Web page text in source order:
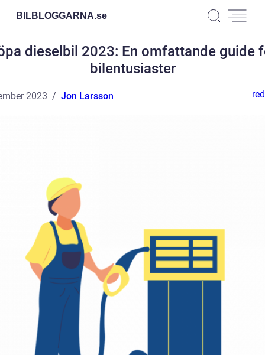
BILBLOGGARNA.se
dieselbil 2023: En omfattande guide
bilentusiaster
2023 Jon Larsson